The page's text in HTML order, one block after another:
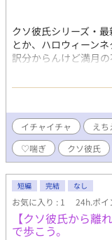
クソ彼氏シリーズ・
とか、ハロウィーンネ
訳分からんけど満月
くらいのひどい、ア
していきます。 登場
彼氏。 自由人で何事
青年。 久しぶりに央
少しうとい。 とりあ
ダント牡牛座 朔に逃
素直さを忘れてしまっ
る。 しらずしらず、
い好青年。
イチャイチャ えち
♡喘ぎ
クソ彼氏
短編 完結 なし
お気に入り : 1 24h.ポイ
【クソ彼氏から
で歩こう。